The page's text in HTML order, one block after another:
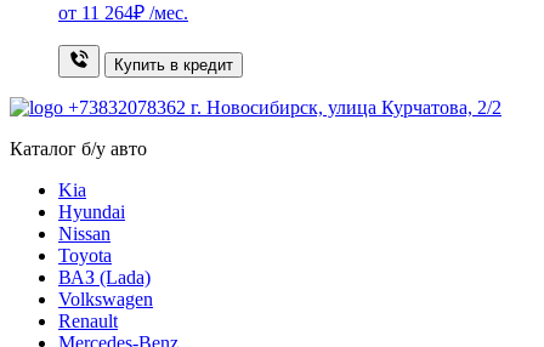
от 11 264₽ /мес.
Купить в кредит
+73832078362 г. Новосибирск, улица Курчатова, 2/2
Каталог б/у авто
Kia
Hyundai
Nissan
Toyota
ВАЗ (Lada)
Volkswagen
Renault
Mercedes-Benz